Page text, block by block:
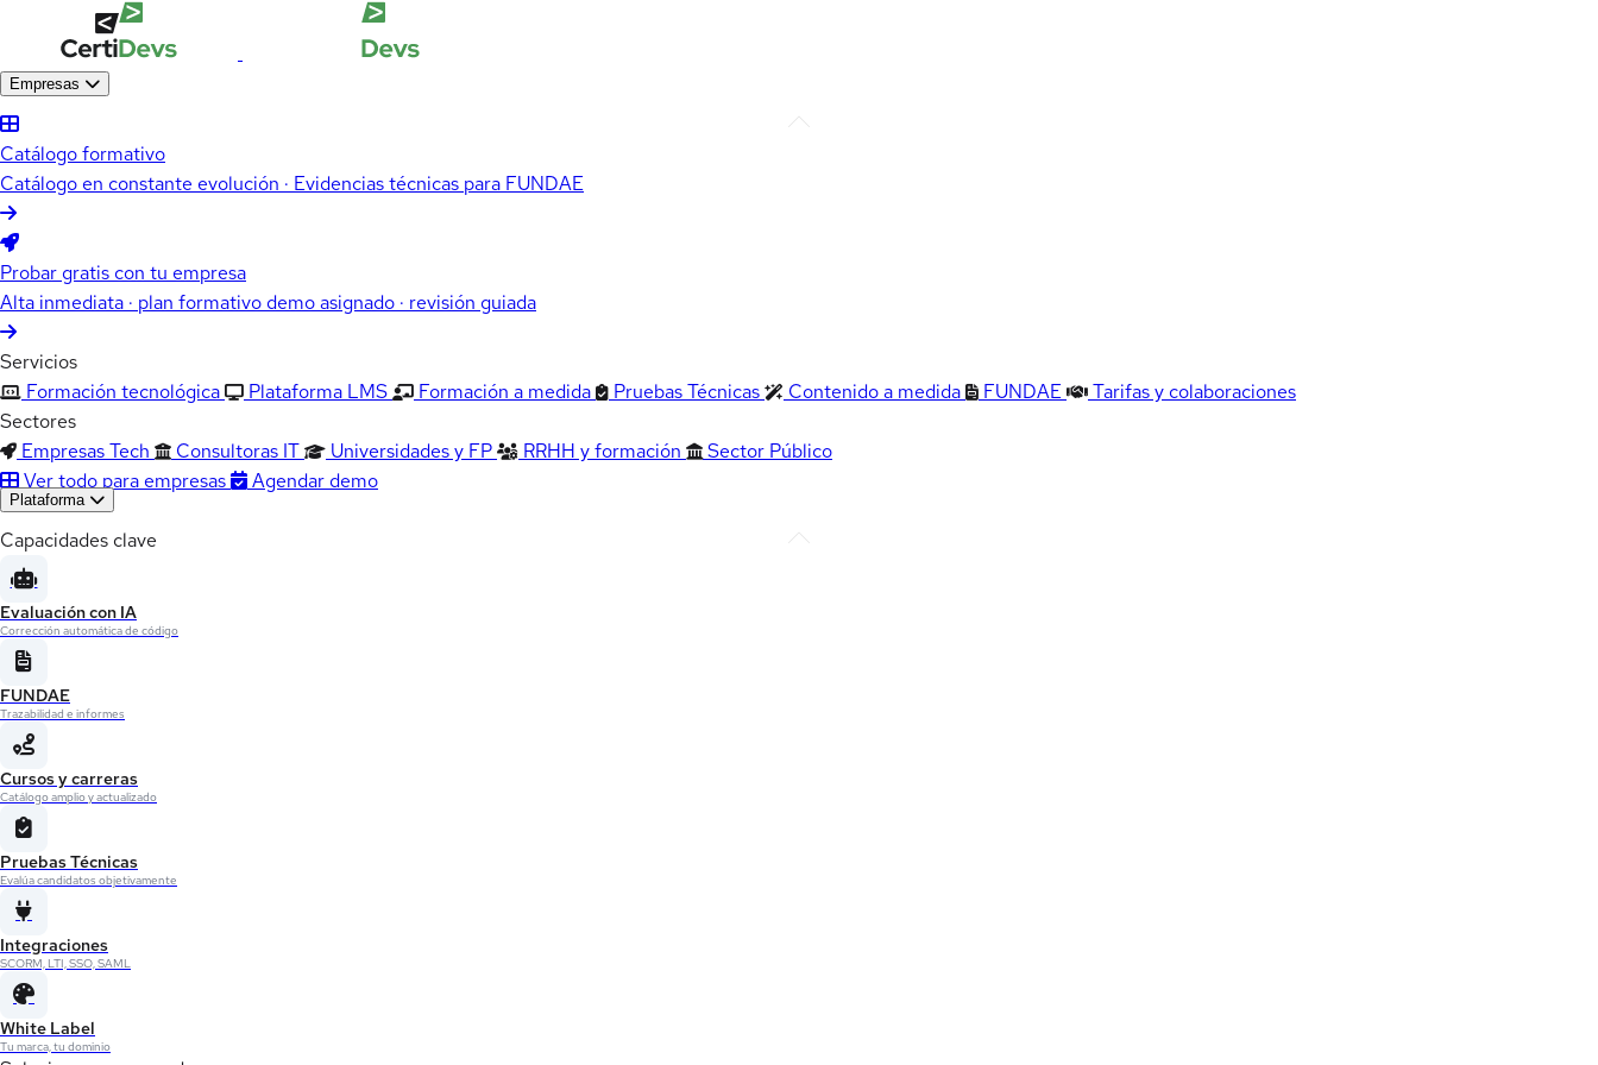
Empresas
Catálogo formativo
Catálogo en constante evolución · Evidencias técnicas para FUNDAE
Probar gratis con tu empresa
Alta inmediata · plan formativo demo asignado · revisión guiada
Servicios
Formación tecnológica
Plataforma LMS Formación a medida Pruebas Técnicas Contenido a medida FUNDAE
Tarifas y colaboraciones
Sectores
Empresas Tech
Consultoras IT Universidades y FP RRHH y formación
Sector Público
Ver todo para empresas
Agendar demo
Plataforma
Capacidades clave
Evaluación con IA
Corrección automática de código
FUNDAE
Trazabilidad e informes
Cursos y carreras
Catálogo amplio y actualizado
Pruebas Técnicas
Evalúa candidatos objetivamente
Integraciones
SCORM, LTI, SSO, SAML
White Label
Tu marca, tu dominio